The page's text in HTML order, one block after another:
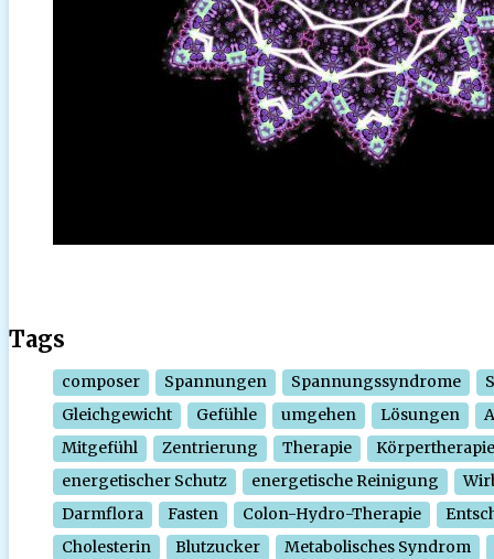
Tags
composer Spannungen Spannungssyndrome
Gleichgewicht
Gefühle umgehen Lösungen
Mitgefühl
Zentrierung Therapie
Körpertherapie
energetischer Schutz
energetische Reinigung
Darmflora
Fasten Colon-Hydro-Therapie
Cholesterin
Blutzucker
Metabolisches Syndrom